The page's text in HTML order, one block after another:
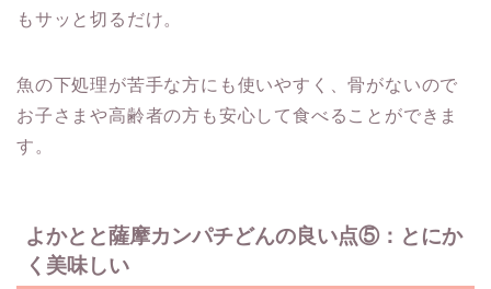
もサッと切るだけ。
魚の下処理が苦手な方にも使いやすく、骨がないので
お子さまや高齢者の方も安心して食べることができま
す。
よかとと薩摩カンパチどんの良い点⑤：とにか
く美味しい